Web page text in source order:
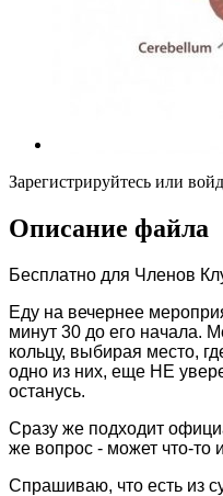
Зарегистрируйтесь или
Описание файла
Бесплатно для Членов
Еду на вечернее
минут 30 до его начала.
кольцу, выбирая место,
одно из них, еще НЕ
останусь.
Сразу же подходит
же вопрос - может что-то
Спрашиваю, что есть из